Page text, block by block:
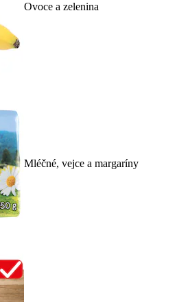
Ovoce a zelenina
Mléčné, vejce a margaríny